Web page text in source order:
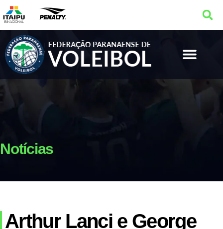
Notícias
Arthur Lanci e George